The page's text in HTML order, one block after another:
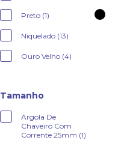
Preto (1)
Niquelado (13)
Ouro Velho (4)
Tamanho
Argola De
Chaveiro Com
Corrente 25mm (1)